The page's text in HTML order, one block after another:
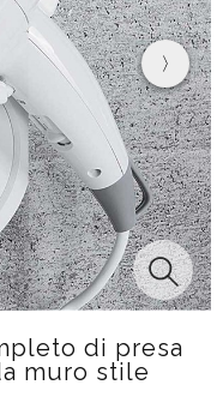
di presa
muro stile